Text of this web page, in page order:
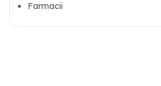
Farmacii